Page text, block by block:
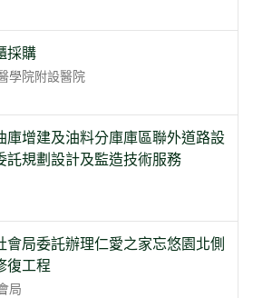
採購
學院附設醫院
庫增建及油料分庫庫區聯外道路設
託規劃設計及監造技術服務
會局委託辦理仁愛之家忘悠園北側
復工程
局